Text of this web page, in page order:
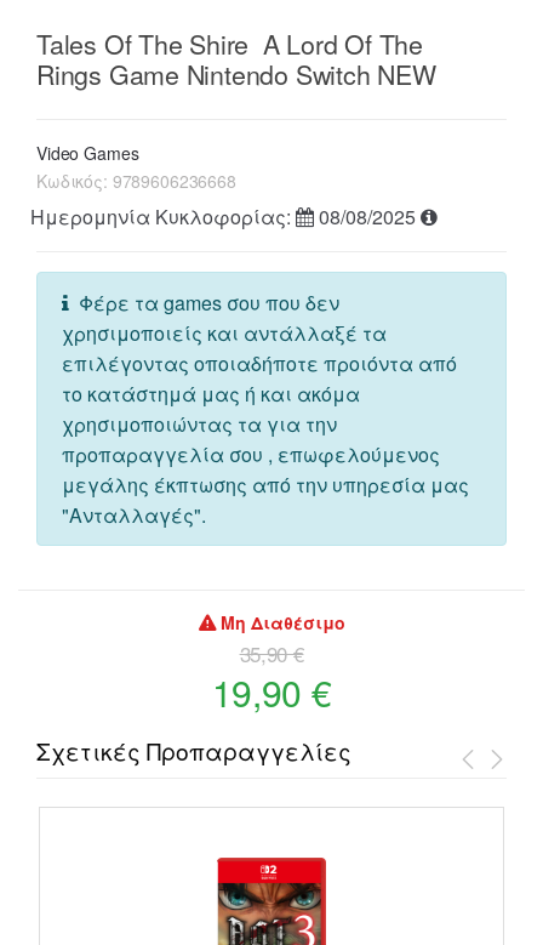
Tales Of The Shire A Lord Of The
Rings Game Nintendo Switch NEW
Video Games
Κωδικός: 9789606236668
Ημερομηνία Κυκλοφορίας: 08/08/2025
Φέρε τα games σου που δεν
χρησιμοποιείς και αντάλλαξέ τα
επιλέγοντας οποιαδήποτε προιόντα από
το κατάστημά μας ή και ακόμα
χρησιμοποιώντας τα για την
προπαραγγελία σου , επωφελούμενος
μεγάλης έκπτωσης από την υπηρεσία μας
"Ανταλλαγές".
Μη Διαθέσιμο
35,90 €
19,90 €
Σχετικές Προπαραγγελίες